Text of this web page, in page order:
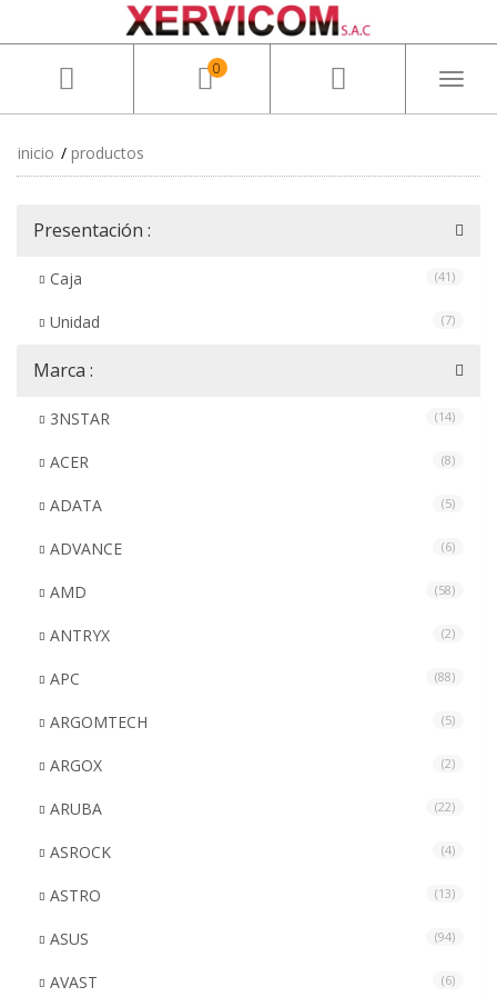
0
inicio productos
Presentación :
Caja (41)
Unidad (7)
Marca :
3NSTAR (14)
ACER (8)
ADATA (5)
ADVANCE (6)
AMD (58)
ANTRYX (2)
APC (88)
ARGOMTECH (5)
ARGOX (2)
ARUBA (22)
ASROCK (4)
ASTRO (13)
ASUS (94)
AVAST (6)